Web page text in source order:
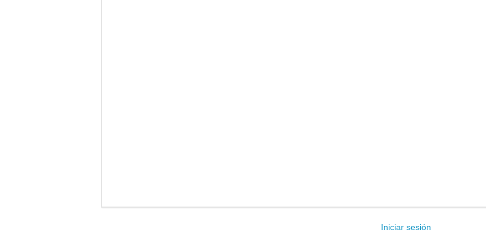
Iniciar sesión